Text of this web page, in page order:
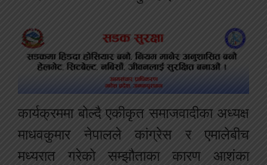
कार्यक्रममा बोल्दै एकीकृत समाजवादीका अध्यक्ष
माधवकुमार नेपालले कांग्रेस र एमालेबीच
मध्यरात गरेको सम्झौताका कारण आशंका